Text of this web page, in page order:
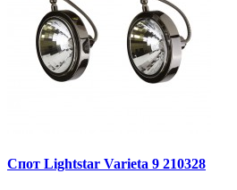
Спот Lightstar Varieta 9 210328